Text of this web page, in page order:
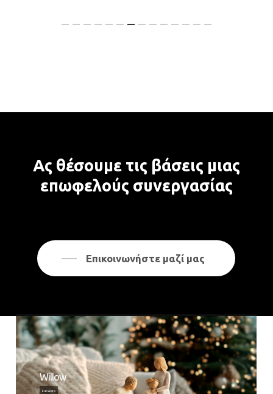
Ας θέσουμε τις βάσεις μιας
επωφελούς συνεργασίας
Επικοινωνήστε μαζί μας
Willow
Flowers